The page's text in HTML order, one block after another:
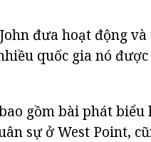
đưa hoạt động và
quốc gia nó
gồm bài phát biểu
sự ở West Point,